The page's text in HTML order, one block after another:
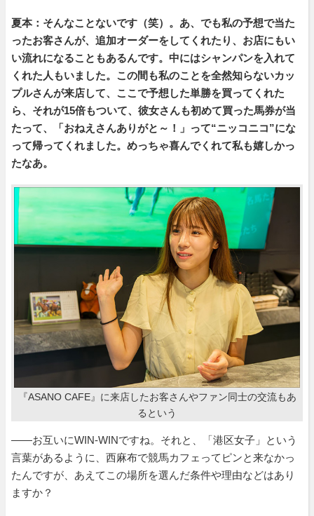
夏本：そんなことないです（笑）。あ、でも私の予想で当た
ったお客さんが、追加オーダーをしてくれたり、お店にもい
い流れになることもあるんです。中にはシャンパンを入れて
くれた人もいました。この間も私のことを全然知らないカッ
プルさんが来店して、ここで予想した単勝を買ってくれた
ら、それが15倍もついて、彼女さんも初めて買った馬券が当
たって、「おねえさんありがと～！」って“ニッコニコ”にな
って帰ってくれました。めっちゃ喜んでくれて私も嬉しかっ
たなあ。
『ASANO CAFE』に来店したお客さんやファン同士の交流もあ
るという
――お互いにWIN-WINですね。それと、「港区女子」という
言葉があるように、西麻布で競馬カフェってピンと来なかっ
たんですが、あえてこの場所を選んだ条件や理由などはあり
ますか？